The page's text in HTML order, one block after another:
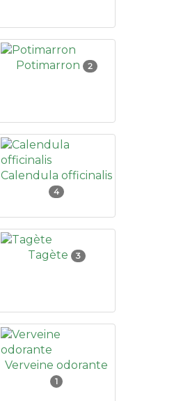
Potimarron 2
Calendula officinalis
4
Tagète 3
Verveine odorante
1